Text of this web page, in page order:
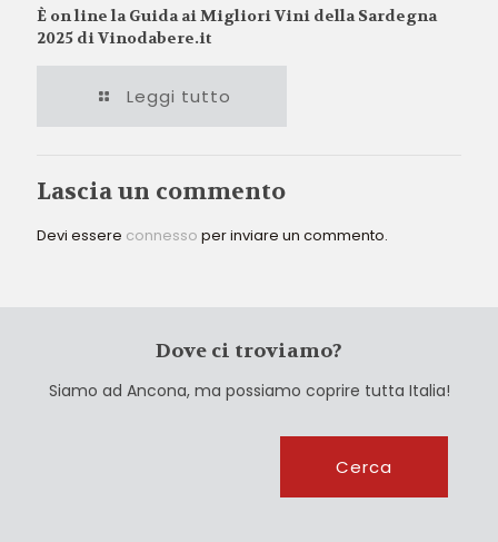
È on line la Guida ai Migliori Vini della Sardegna
2025 di Vinodabere.it
Leggi tutto
Lascia un commento
Devi essere connesso per inviare un commento.
Dove ci troviamo?
Siamo ad Ancona, ma possiamo coprire tutta Italia!
Cerca